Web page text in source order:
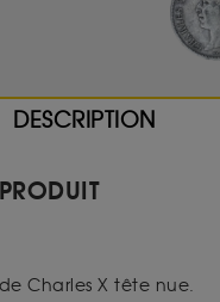
DESCRIPTION
Charles X tête nue.